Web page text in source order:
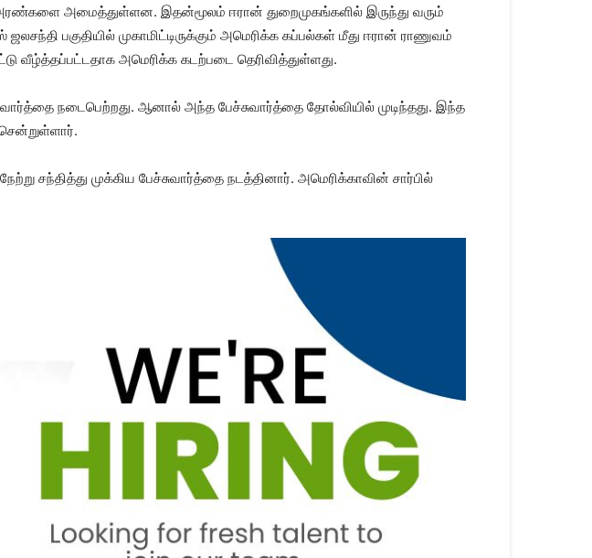
அரண்​களை அமைத்​துள்​ளன. இதன்​மூலம் ஈரான் துறை​முகங்​களில் இருந்து வரும்
பகு​தி​யில் முகாமிட்​டிருக்​கும் அமெரிக்க கப்​பல்​கள் மீது ஈரான் ராணுவம்
வீழ்த்​தப்​பட்​ட​தாக அமெரிக்க கடற்​படை தெரி​வித்​துள்​ளது.
நடை​பெற்​றது. ஆனால் அந்த பேச்​சு​வார்த்தை தோல்​வி​யில் முடிந்​தது. இந்த
சந்​தித்து முக்​கிய பேச்​சு​வார்த்தை நடத்​தி​னார். அமெரிக்​கா​வின் சார்​பில்